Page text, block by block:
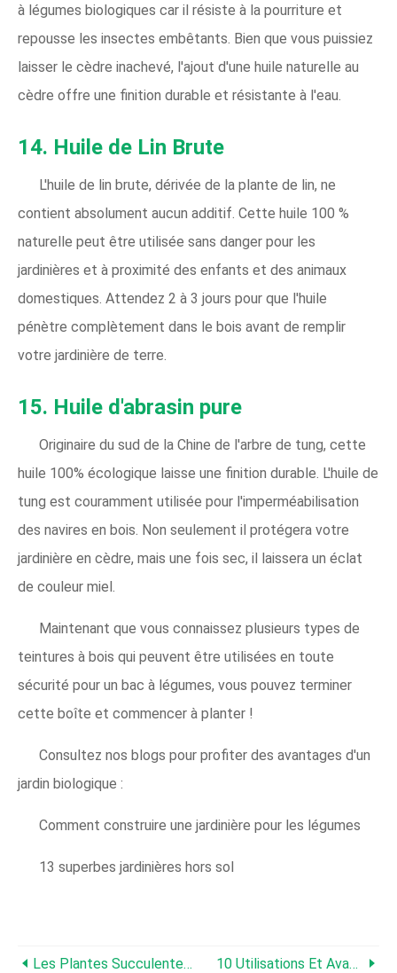
à légumes biologiques car il résiste à la pourriture et
repousse les insectes embêtants. Bien que vous puissiez
laisser le cèdre inachevé, l'ajout d'une huile naturelle au
cèdre offre une finition durable et résistante à l'eau.
14. Huile de Lin Brute
L'huile de lin brute, dérivée de la plante de lin, ne
contient absolument aucun additif. Cette huile 100 %
naturelle peut être utilisée sans danger pour les
jardinières et à proximité des enfants et des animaux
domestiques. Attendez 2 à 3 jours pour que l'huile
pénètre complètement dans le bois avant de remplir
votre jardinière de terre.
15. Huile d'abrasin pure
Originaire du sud de la Chine de l'arbre de tung, cette
huile 100% écologique laisse une finition durable. L'huile de
tung est couramment utilisée pour l'imperméabilisation
des navires en bois. Non seulement il protégera votre
jardinière en cèdre, mais une fois sec, il laissera un éclat
de couleur miel.
Maintenant que vous connaissez plusieurs types de
teintures à bois qui peuvent être utilisées en toute
sécurité pour un bac à légumes, vous pouvez terminer
cette boîte et commencer à planter !
Consultez nos blogs pour profiter des avantages d'un
jardin biologique :
Comment construire une jardinière pour les légumes
13 superbes jardinières hors sol
Les Plantes Succulentes Ont-Elles Besoin D'être Drainées ? 10 Utilisations Et Avantages Étonnants Du Pin